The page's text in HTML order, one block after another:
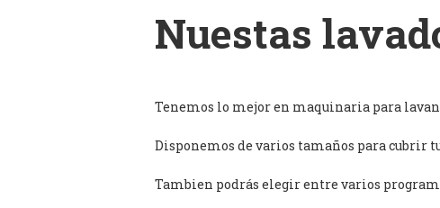
Nuestas
Tenemos lo mejor en maquinaria para
Disponemos de varios tamaños para cubrir
Tambien podrás elegir entre varios